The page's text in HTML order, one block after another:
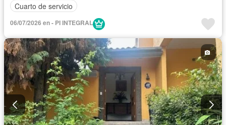
Cuarto de servicio
06/07/2026 en - PI INTEGRAL